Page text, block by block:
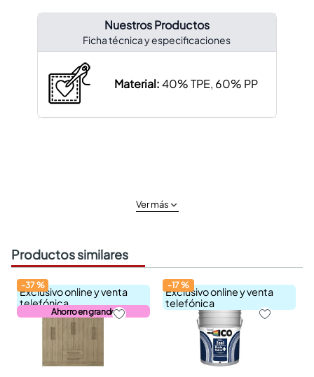
Nuestros Productos
Ficha técnica y especificaciones
Material:40% TPE, 60% PP
Ver más
Productos similares
Exclusivo online y venta
telefónica
Ahorro en grande
-37%
Exclusivo online y venta
telefónica
-17%